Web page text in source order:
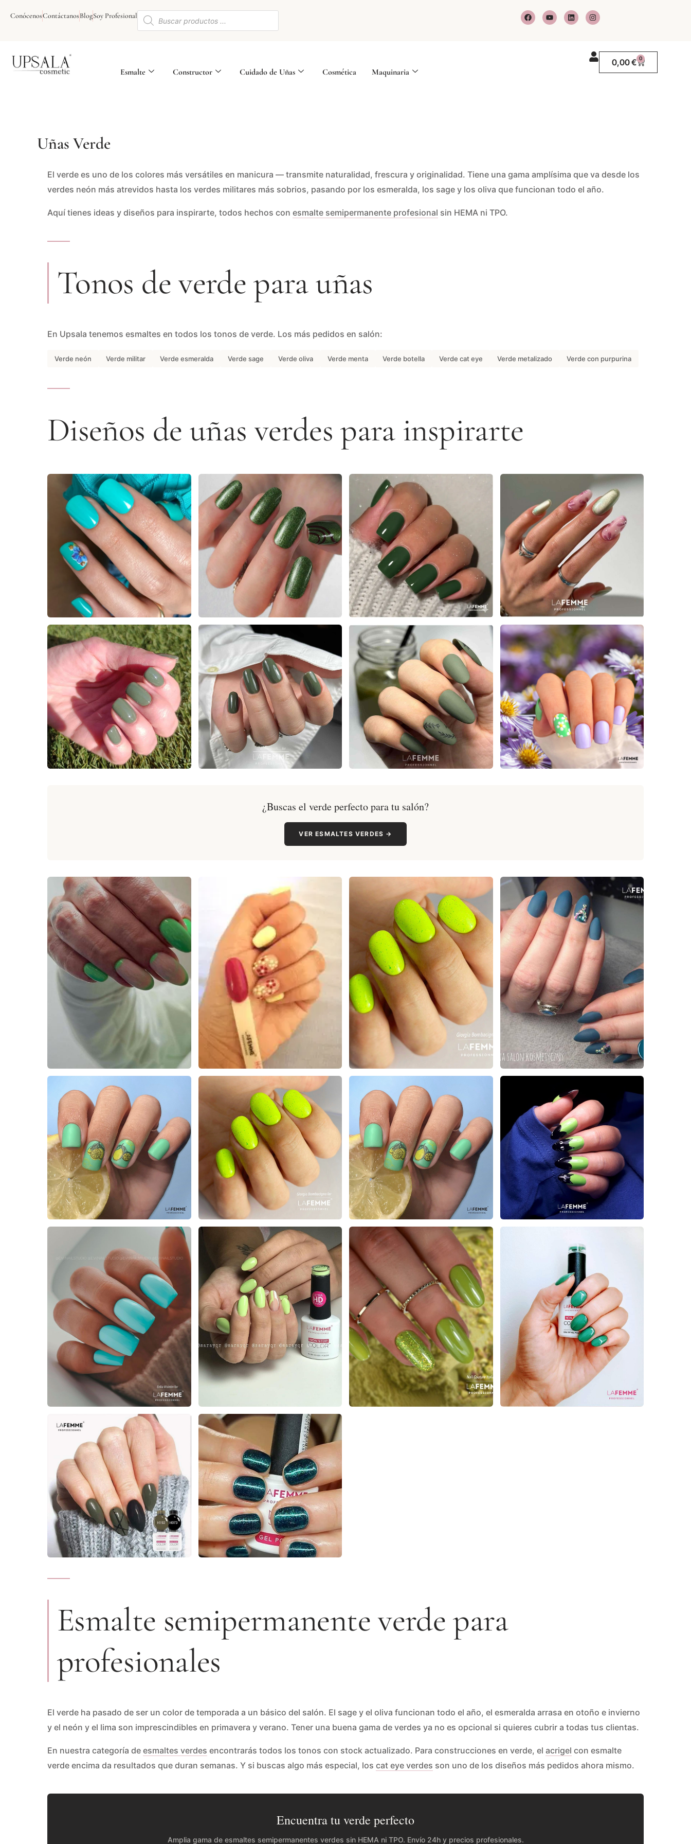
ConócenosContáctanosBlogSoy Profesional Búsqueda
F
a
c
Y
o
u
L
i
n
I
n
s
r
a
Esmalte Constructor Cuidado de Uñas Cosmética Maquinaria
0,00€ 0
Carrito
Uñas Verde
El verde es uno de los colores más versátiles en manicura — transmite naturalidad, frescura y originalidad. Tiene una gama amplísima que va desde los
verdes neón más atrevidos hasta los verdes militares más sobrios, pasando por los esmeralda, los sage y los oliva que funcionan todo el año.
Aquí tienes ideas y diseños para inspirarte, todos hechos con esmalte semipermanente profesional sin HEMA ni TPO.
Tonos de verde para uñas
En Upsala tenemos esmaltes en todos los tonos de verde. Los más pedidos en salón:
Verde neón Verde militar Verde esmeralda Verde sage Verde oliva Verde menta Verde botella Verde cat eye Verde metalizado Verde con purpurina
Diseños de uñas verdes para inspirarte
¿Buscas el verde perfecto para tu salón?
VER ESMALTES VERDES →
Esmalte semipermanente verde para
profesionales
El verde ha pasado de ser un color de temporada a un básico del salón. El sage y el oliva funcionan todo el año, el esmeralda arrasa en otoño e invierno
y el neón y el lima son imprescindibles en primavera y verano. Tener una buena gama de verdes ya no es opcional si quieres cubrir a todas tus clientas.
En nuestra categoría de esmaltes verdes encontrarás todos los tonos con stock actualizado. Para construcciones en verde, el acrigel con esmalte
verde encima da resultados que duran semanas. Y si buscas algo más especial, los cat eye verdes son uno de los diseños más pedidos ahora mismo.
Encuentra tu verde perfecto
Amplia gama de esmaltes semipermanentes verdes sin HEMA ni TPO. Envío 24h y precios profesionales.